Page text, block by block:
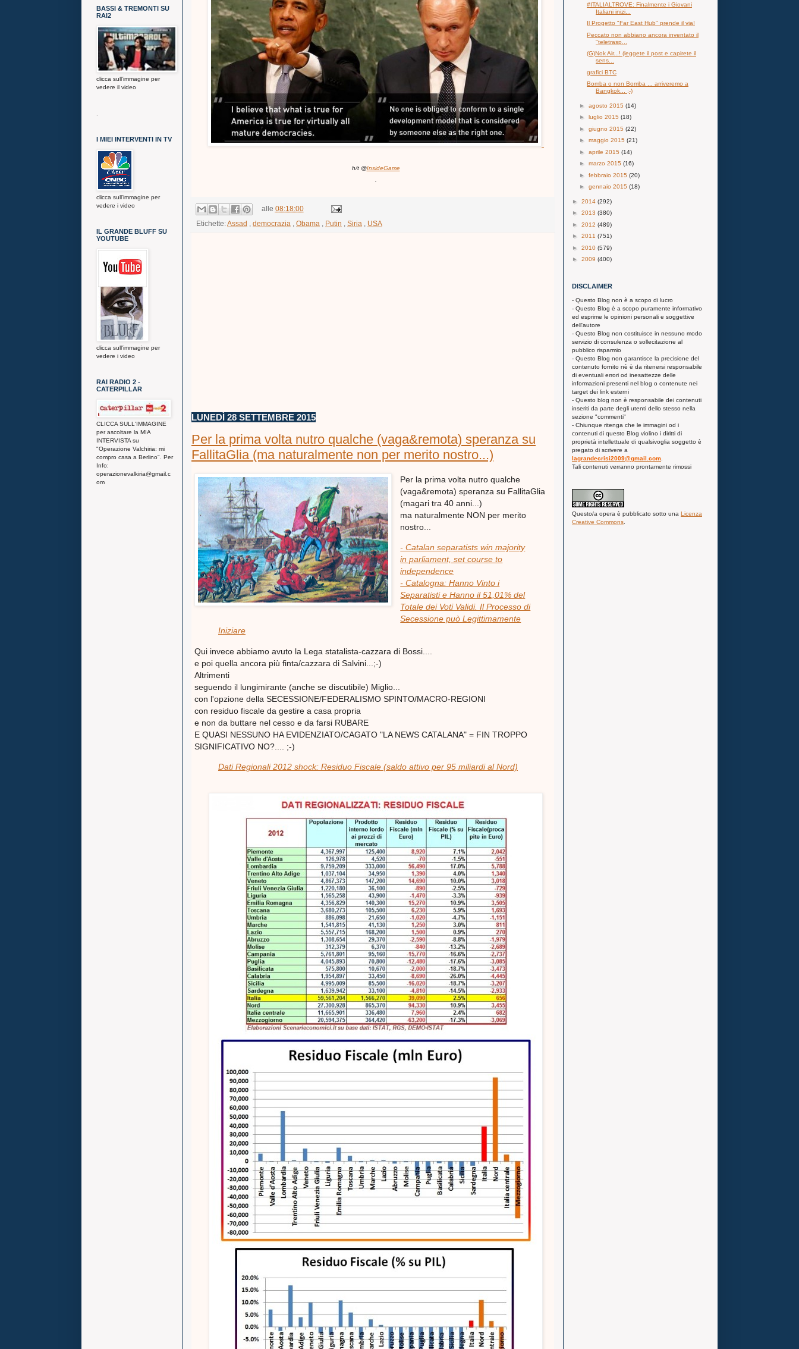
h/t @InsideGame
alle 08:18:00
Etichette:Assad democrazia Obama Putin Siria USA
LUNEDÌ 28 SETTEMBRE 2015
Per la prima volta nutro qualche (vaga&remota) speranza su
FallitaGlia (ma naturalmente non per merito nostro...)
Per la prima volta nutro qualche
(vaga&remota) speranza su FallitaGlia
(magari tra 40 anni...)
ma naturalmente NON per merito
nostro...
- Catalan separatists win majority
in parliament, set course to
independence
- Catalogna: Hanno Vinto i
Separatisti e Hanno il 51,01% del
Totale dei Voti Validi. Il Processo di
Secessione può Legittimamente
Iniziare
Qui invece abbiamo avuto la Lega statalista-cazzara di Bossi....
e poi quella ancora più finta/cazzara di Salvini...;-)
Altrimenti
seguendo il lungimirante (anche se discutibile) Miglio...
con l'opzione della SECESSIONE/FEDERALISMO SPINTO/MACRO-REGIONI
con residuo fiscale da gestire a casa propria
e non da buttare nel cesso e da farsi RUBARE
E QUASI NESSUNO HA EVIDENZIATO/CAGATO "LA NEWS CATALANA" = FIN TROPPO
SIGNIFICATIVO NO?.... ;-)
Dati Regionali 2012 shock: Residuo Fiscale (saldo attivo per 95 miliardi al Nord)
BASSI & TREMONTI SU
RAI2
clicca sull'immagine per
vedere il video
I MIEI INTERVENTI IN TV
clicca sull'immagine per
vedere i video
IL GRANDE BLUFF SU
YOUTUBE
clicca sull'immagine per
vedere i video
RAI RADIO 2 -
CATERPILLAR
CLICCA SULL'IMMAGINE
per ascoltare la MIA
INTERVISTA su
"Operazione Valchiria: mi
compro casa a Berlino". Per
Info:
operazionevalkiria@gmail.c
om
#ITALIALTROVE: Finalmente i Giovani
Italiani inizi...
Il Progetto "Far East Hub" prende il via!
Peccato non abbiano ancora inventato il
"teletrasp...
(G)Nok Air...! (leggete il post e capirete il
sens...
grafici BTC
Bomba o non Bomba ... arriveremo a
Bangkok... ;-)
► agosto 2015 (14)
► luglio 2015 (18)
► giugno 2015 (22)
► maggio 2015 (21)
► aprile 2015 (14)
► marzo 2015 (16)
► febbraio 2015 (20)
► gennaio 2015 (18)
► 2014 (292)
► 2013 (380)
► 2012 (489)
► 2011 (751)
► 2010 (579)
► 2009 (400)
DISCLAIMER
- Questo Blog non è a scopo di lucro
- Questo Blog è a scopo puramente informativo
ed esprime le opinioni personali e soggettive
dell'autore
- Questo Blog non costituisce in nessuno modo
servizio di consulenza o sollecitazione al
pubblico risparmio
- Questo Blog non garantisce la precisione del
contenuto fornito nè è da ritenersi responsabile
di eventuali errori od inesattezze delle
informazioni presenti nel blog o contenute nei
target dei link esterni
- Questo blog non è responsabile dei contenuti
inseriti da parte degli utenti dello stesso nella
sezione "commenti"
- Chiunque ritenga che le immagini od i
contenuti di questo Blog violino i diritti di
proprietà intellettuale di qualsivoglia soggetto è
pregato di scrivere a
lagrandecrisi2009@gmail.com
Tali contenuti verranno prontamente rimossi
Questo/a opera è pubblicato sotto una Licenza
Creative Commons